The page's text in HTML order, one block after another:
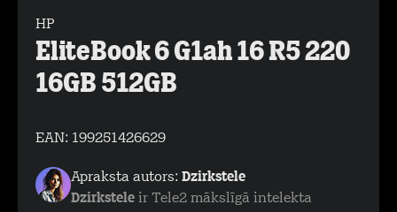
HP
EliteBook 6 G1ah 16 R5 220
16GB 512GB
EAN: 199251426629
Apraksta autors: Dzirkstele
Dzirkstele ir Tele2 mākslīgā intelekta